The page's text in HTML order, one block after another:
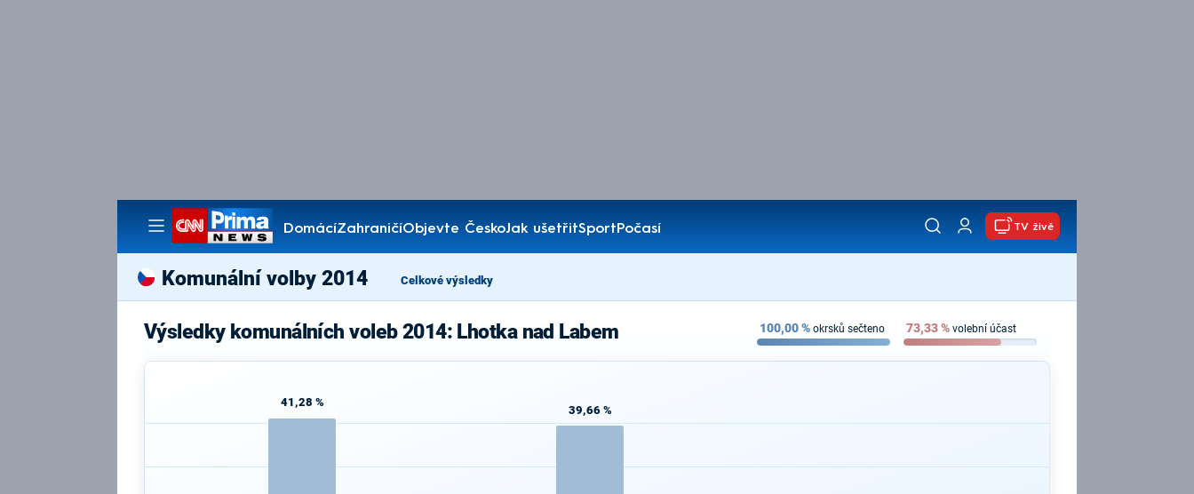
DomácíZahraničíObjevte ČeskoJak ušetřitSportPočasí
Pořady
TV živě
Komunální volby 2014 Celkové výsledky
Výsledky komunálních voleb 2014: Lhotka nad Labem 100,00% okrsků sečteno 73,33% volební účast
41,28 %
39,66 %